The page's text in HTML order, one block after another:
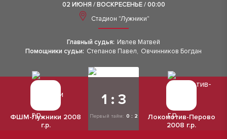
02 ИЮНЯ / ВОСКРЕСЕНЬЕ / 00:00
Стадион "Лужники"
Главный судья: Ивлев Матвей
Помощники судьи: Степанов Павел, Овчинников Богдан
ФШМ-Лужники 2008
г.р.
1 : 3
Первый тайм: 0 : 2
Локомотив-Перово
2008 г.р.